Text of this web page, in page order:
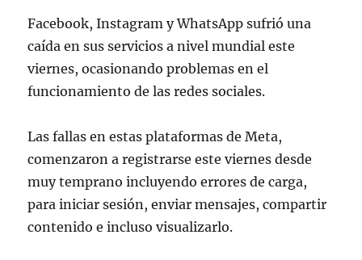
Facebook, Instagram y WhatsApp sufrió una
caída en sus servicios a nivel mundial este
viernes, ocasionando problemas en el
funcionamiento de las redes sociales.
Las fallas en estas plataformas de Meta,
comenzaron a registrarse este viernes desde
muy temprano incluyendo errores de carga,
para iniciar sesión, enviar mensajes, compartir
contenido e incluso visualizarlo.